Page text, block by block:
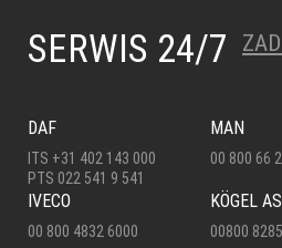
SERWIS 24/7
DAF
ITS +31 402 143 000
PTS 022 541 9 541
MAN
00 800 66
IVECO
00 800 4832 6000
KÖGEL
00800